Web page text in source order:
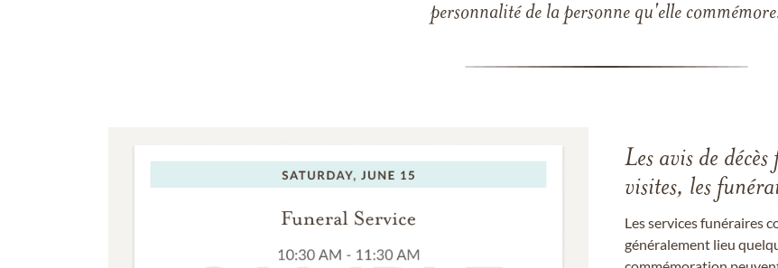
personnalité de la personne qu'elle
Les avis de
visites, les
Les services funéraires
généralement lieu